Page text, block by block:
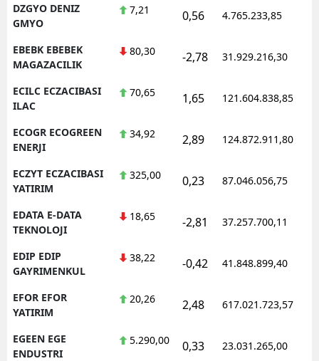
DZGYO DENIZ
GMYO
7,21 0,56 4.765.233,85
EBEBK EBEBEK
MAGAZACILIK
80,30 -2,78 31.929.216,30
ECILC ECZACIBASI
ILAC
70,65 1,65 121.604.838,85
ECOGR ECOGREEN
ENERJI
34,92 2,89 124.872.911,80
ECZYT ECZACIBASI
YATIRIM
325,00 0,23 87.046.056,75
EDATA E-DATA
TEKNOLOJI
18,65 -2,81 37.257.700,11
EDIP EDIP
GAYRIMENKUL
38,22 -0,42 41.848.899,40
EFOR EFOR
YATIRIM
20,26 2,48 617.021.723,57
EGEEN EGE
ENDUSTRI
5.290,00 0,33 23.031.265,00